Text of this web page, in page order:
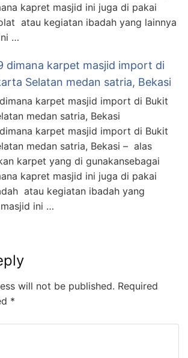
kapret masjid ini juga di pakai
atau kegiatan ibadah yang lainnya
…
dimana karpet masjid import di
Selatan medan satria, Bekasi
karpet masjid import di Bukit
medan satria, Bekasi
karpet masjid import di Bukit
medan satria, Bekasi – alas
karpet yang di gunakansebagai
kapret masjid ini juga di pakai
atau kegiatan ibadah yang
ini …
will not be published. Required
*